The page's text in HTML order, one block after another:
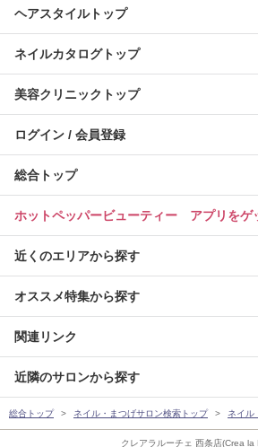
クレアラルーチェ 西条店(Crea la
ヘアスタイルトップ
ネイルカタログトップ
美容クリニックトップ
ログイン / 会員登録
総合トップ
ホットペッパービューティー アプリをゲ
近くのエリアから探す
オススメ特集から探す
関連リンク
近隣のサロンから探す
総合トップ ネイル・まつげサロン検索トップ ネイル